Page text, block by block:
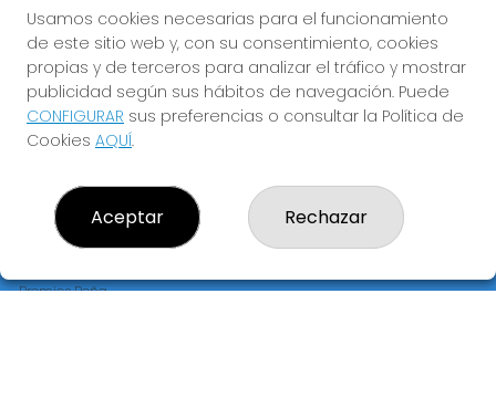
LOTERÍA PRECIADOS "EL JOROBADO DE LA SUERTE"
¿Quiénes somos?
Comprar lotería
Resultados
Contacto
Premios Peña
Usamos cookies necesarias para el funcionamiento
de este sitio web y, con su consentimiento, cookies
propias y de terceros para analizar el tráfico y mostrar
publicidad según sus hábitos de navegación. Puede
CONFIGURAR sus preferencias o consultar la Política de
Cookies AQUÍ.
Aceptar Rechazar